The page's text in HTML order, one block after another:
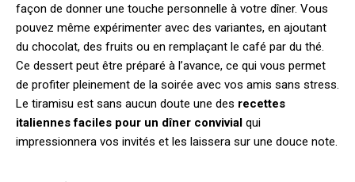
façon de donner une touche personnelle à votre dîner. Vous
pouvez même expérimenter avec des variantes, en ajoutant
du chocolat, des fruits ou en remplaçant le café par du thé.
Ce dessert peut être préparé à l’avance, ce qui vous permet
de profiter pleinement de la soirée avec vos amis sans stress.
Le tiramisu est sans aucun doute une des recettes
italiennes faciles pour un dîner convivial qui
impressionnera vos invités et les laissera sur une douce note.